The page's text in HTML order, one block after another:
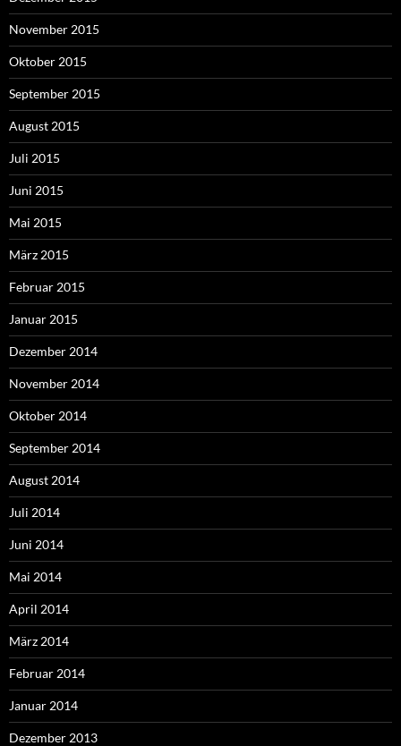
November 2015
Oktober 2015
September 2015
August 2015
Juli 2015
Juni 2015
Mai 2015
März 2015
Februar 2015
Januar 2015
Dezember 2014
November 2014
Oktober 2014
September 2014
August 2014
Juli 2014
Juni 2014
Mai 2014
April 2014
März 2014
Februar 2014
Januar 2014
Dezember 2013